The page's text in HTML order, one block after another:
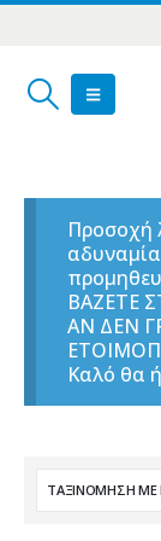
Προσοχή
ΒΑΖΕΤΕ
ΑΝ ΔΕΝ
Καλό θα